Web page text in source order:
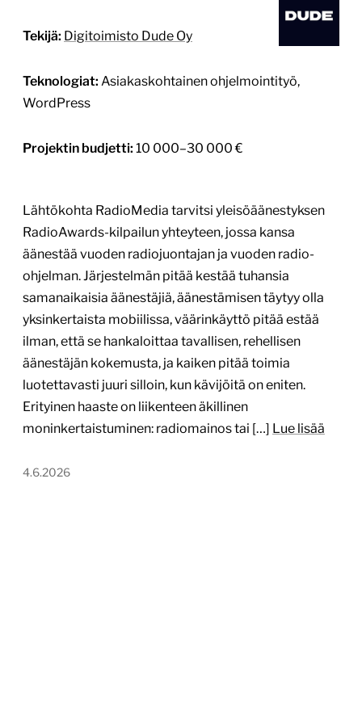
Tekijä: Digitoimisto Dude Oy
Teknologiat: Asiakaskohtainen ohjelmointityö,
WordPress
Projektin budjetti: 10 000–30 000 €
Lähtökohta RadioMedia tarvitsi yleisöäänestyksen
RadioAwards-kilpailun yhteyteen, jossa kansa
äänestää vuoden radiojuontajan ja vuoden radio-
ohjelman. Järjestelmän pitää kestää tuhansia
samanaikaisia äänestäjiä, äänestämisen täytyy olla
yksinkertaista mobiilissa, väärinkäyttö pitää estää
ilman, että se hankaloittaa tavallisen, rehellisen
äänestäjän kokemusta, ja kaiken pitää toimia
luotettavasti juuri silloin, kun kävijöitä on eniten.
Erityinen haaste on liikenteen äkillinen
moninkertaistuminen: radiomainos tai […] Lue lisää
4.6.2026